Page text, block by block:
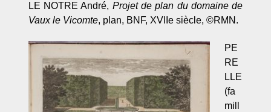
LE NOTRE André, Projet de plan du domaine de
Vaux le Vicomte, plan, BNF, XVIIe siècle, ©RMN.
PE
RE
LLE
(fa
mill